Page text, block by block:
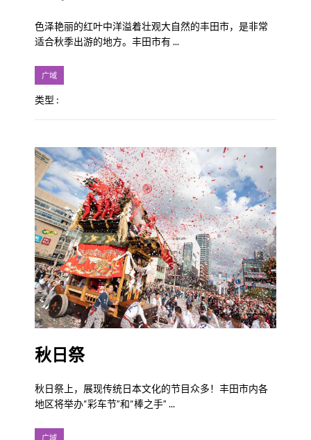
色泽艳丽的红叶中洋溢着壮观大自然的丰田市，是非常
适合秋季出游的地方。丰田市有 ...
广域
类型 :
秋日祭
秋日祭上，展现传统日本文化的节目众多！丰田市内各
地区将举办“彩车节”和“棒之手” ...
广域